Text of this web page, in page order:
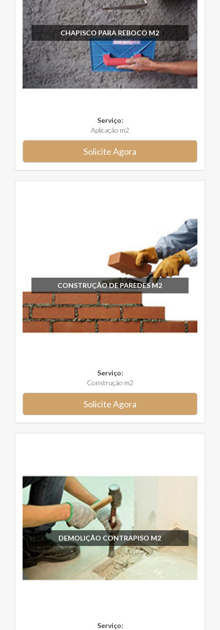
CHAPISCO PARA REBOCO M2
Serviço:
Aplicação m2
Solicite Agora
CONSTRUÇÃO DE PAREDES M2
Serviço:
Construção m2
Solicite Agora
DEMOLIÇÃO CONTRAPISO M2
Serviço: